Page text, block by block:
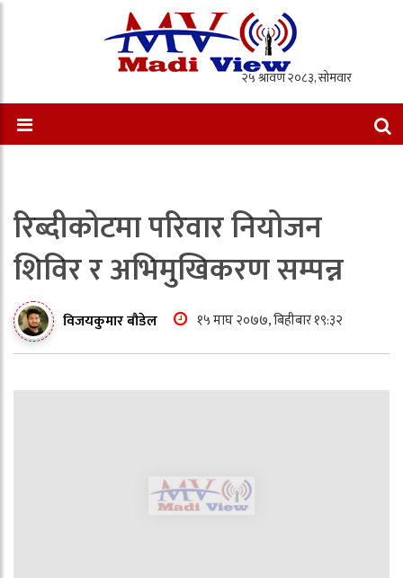
रिब्दीकोटमा परिवार नियोजन
शिविर र अभिमुखिकरण सम्पन्न
विजयकुमार बौडेल १५ माघ २०७७, बिहीबार १९:३२